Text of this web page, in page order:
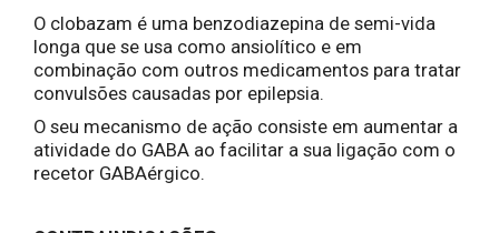
O clobazam é uma benzodiazepina de semi-vida
longa que se usa como ansiolítico e em
combinação com outros medicamentos para tratar
convulsões causadas por epilepsia.
O seu mecanismo de ação consiste em aumentar a
atividade do GABA ao facilitar a sua ligação com o
recetor GABAérgico.